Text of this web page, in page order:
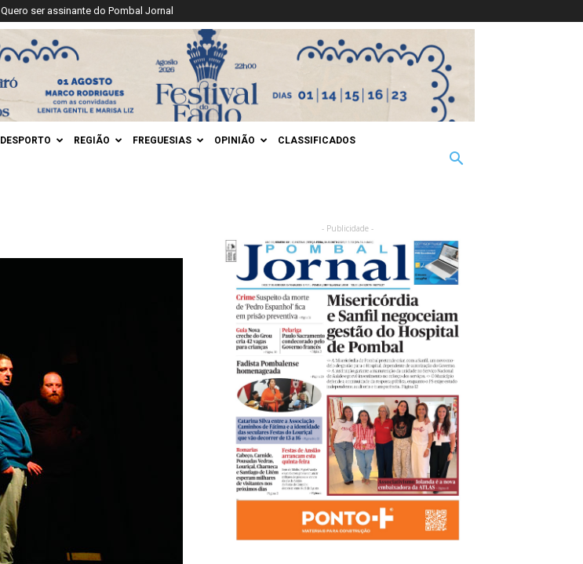
Quero ser assinante do Pombal Jornal
DESPORTO REGIÃO FREGUESIAS OPINIÃO CLASSIFICADOS
- Publicidade -